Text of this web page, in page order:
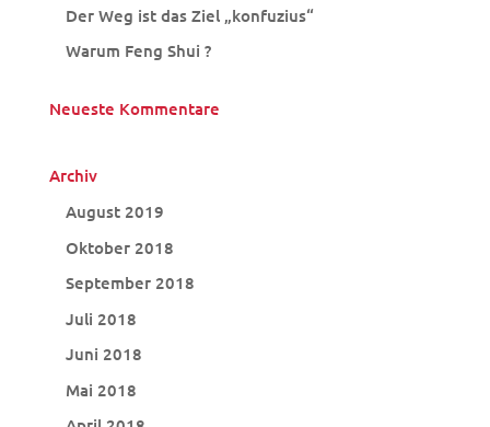
Der Weg ist das Ziel „konfuzius“
Warum Feng Shui ?
Neueste Kommentare
Archiv
August 2019
Oktober 2018
September 2018
Juli 2018
Juni 2018
Mai 2018